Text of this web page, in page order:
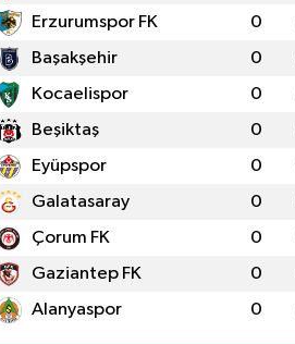
Erzurumspor FK 0
Başakşehir 0
Kocaelispor 0
Beşiktaş 0
Eyüpspor 0
Galatasaray 0
Çorum FK 0
Gaziantep FK 0
Alanyaspor 0